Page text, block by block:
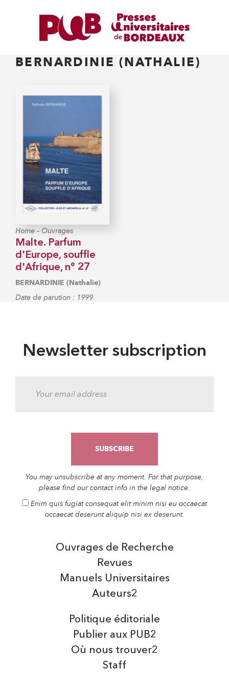
BERNARDINIE (NATHALIE)
Home - Ouvrages
Malte. Parfum
d'Europe, souffle
d'Afrique, n° 27
BERNARDINIE (Nathalie)
Date de parution : 1999
Newsletter subscription
You may unsubscribe at any moment. For that purpose,
please find our contact info in the legal notice.
Enim quis fugiat consequat elit minim nisi eu occaecat
occaecat deserunt aliquip nisi ex deserunt.
Auteurs2
Manuels Universitaires
Ouvrages de Recherche
Revues
Politique éditoriale
Publier aux PUB2
Où nous trouver2
Staff